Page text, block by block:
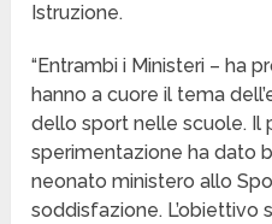
Istruzione.
“Entrambi i Ministeri – ha
hanno a cuore il tema
dello sport nelle scuole. Il
sperimentazione ha dato
neonato ministero allo
soddisfazione. L’obiettivo